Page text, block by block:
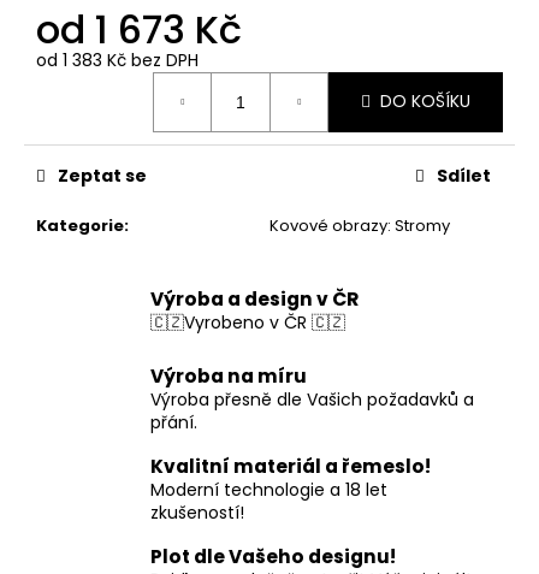
od 1 673 Kč
od 1 383 Kč bez DPH
DO KOŠÍKU
Kategorie: Kovové obrazy: Stromy
Zeptat se Sdílet
Výroba a design v ČR
🇨🇿Vyrobeno v ČR 🇨🇿
Výroba na míru
Výroba přesně dle Vašich požadavků a
přání.
Kvalitní materiál a řemeslo!
Moderní technologie a 18 let
zkušeností!
Plot dle Vašeho designu!